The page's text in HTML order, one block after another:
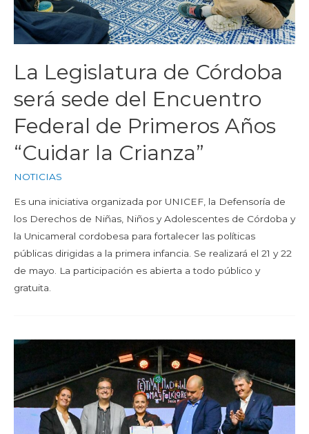
La Legislatura de Córdoba
será sede del Encuentro
Federal de Primeros Años
“Cuidar la Crianza”
NOTICIAS
Es una iniciativa organizada por UNICEF, la Defensoría de
los Derechos de Niñas, Niños y Adolescentes de Córdoba y
la Unicameral cordobesa para fortalecer las políticas
públicas dirigidas a la primera infancia. Se realizará el 21 y 22
de mayo. La participación es abierta a todo público y
gratuita.